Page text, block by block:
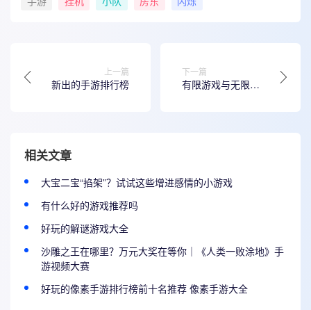
上一篇
新出的手游排行榜
下一篇
有限游戏与无限游
相关文章
大宝二宝“掐架”？试试这些增进感情的小游戏
有什么好的游戏推荐吗
好玩的解谜游戏大全
沙雕之王在哪里？万元大奖在等你｜《人类一败涂地》手
游视频大赛
好玩的像素手游排行榜前十名推荐 像素手游大全